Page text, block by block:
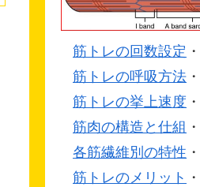
筋トレの回数設定 ・
筋トレの呼吸方法 ・
筋トレの挙上速度 ・
筋肉の構造と仕組 ・
各筋繊維別の特性 ・
筋トレのメリット ・